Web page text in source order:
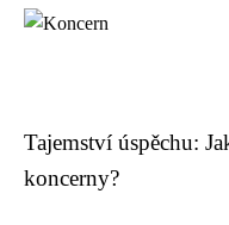
Tajemství úspěchu:
koncerny?